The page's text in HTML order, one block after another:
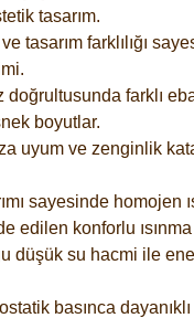
tasarım.
tasarım farklılığı
doğrultusunda farklı
boyutlar.
uyum ve zenginlik
sayesinde homojen
edilen konforlu ısınma
düşük su hacmi ile
basınca